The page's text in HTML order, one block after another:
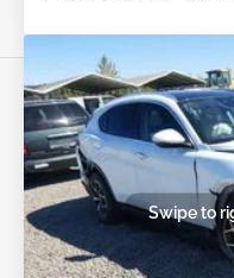
Swipe to